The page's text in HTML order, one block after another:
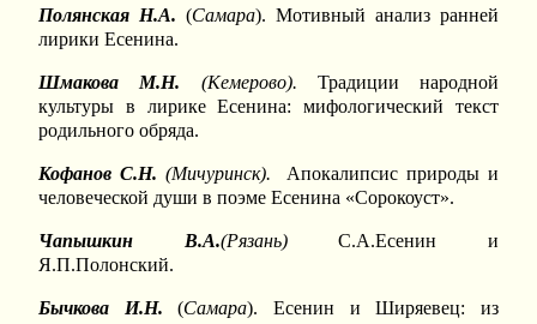
Полянская Н.А. (Самара). Мотивный анализ ранней
лирики Есенина.
Шмакова М.Н. (Кемерово).
Традиции народной
культуры в лирике Есенина: мифологический текст
родильного обряда.
Кофанов С.Н. (Мичуринск). Апокалипсис природы и
человеческой души в поэме Есенина «Сорокоуст».
Чапышкин В.А.(Рязань)С.А.Есенин и
Я.П.Полонский.
Бычкова И.Н. (Самара). Есенин и Ширяевец: из